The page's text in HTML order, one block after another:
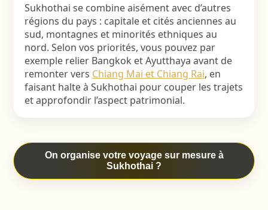
Sukhothai se combine aisément avec d’autres
régions du pays : capitale et cités anciennes au
sud, montagnes et minorités ethniques au
nord. Selon vos priorités, vous pouvez par
exemple relier Bangkok et Ayutthaya avant de
remonter vers Chiang Mai et Chiang Rai, en
faisant halte à Sukhothai pour couper les trajets
et approfondir l’aspect patrimonial.
On organise votre voyage sur mesure à
Sukhothai ?